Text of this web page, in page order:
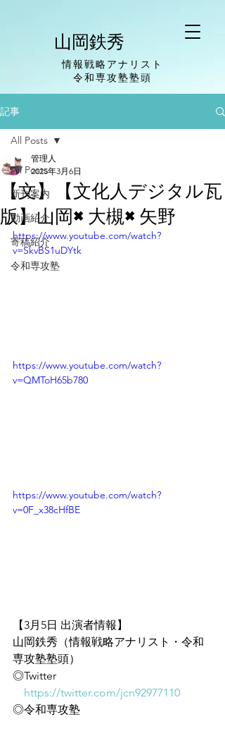
山岡鉄秀
情報戦略アナリスト
​令和専攻塾塾頭
記事
All Posts
新刊案内
動画紹介
寄稿紹介
令和専攻塾
All Posts
【文】【文化人デジタル瓦
版】山岡×大槻×矢野
管理人
2025年3月6日
https://www.youtube.com/watch?
v=SkvBS1uDYtk
https://www.youtube.com/watch?
v=QMToH65b780
https://www.youtube.com/watch?
v=0F_x38cHfBE
【3月5日 出演者情報】
山岡鉄秀（情報戦略アナリスト・令和
専攻塾塾頭）
◎Twitter
https://twitter.com/jcn92977110
◎令和専攻塾